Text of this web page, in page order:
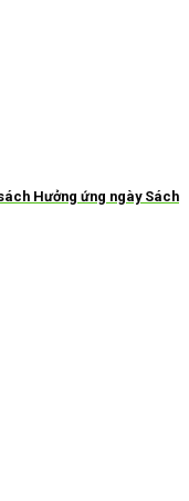
Hưởng ứng ngày Sách